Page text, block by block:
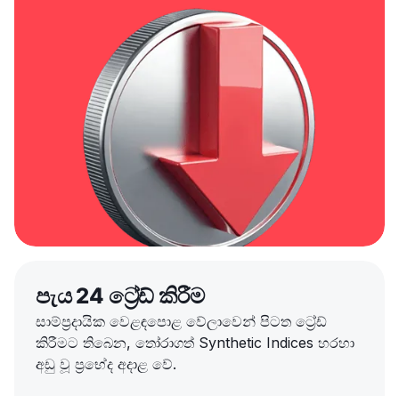
පැය 24 ට්‍රේඩ් කිරීම
සාම්ප්‍රදායික වෙළඳපොළ වේලාවෙන් පිටත ට්‍රේඩ්
කිරීමට තිබෙන, තෝරාගත් Synthetic Indices හරහා
අඩු වූ ප්‍රභේද අදාළ වේ.